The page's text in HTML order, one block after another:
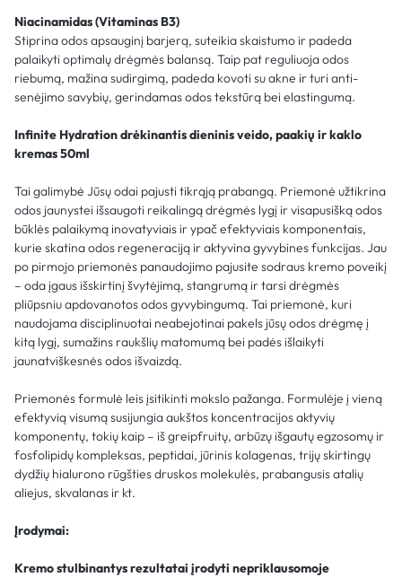
Niacinamidas (Vitaminas B3)
Stiprina odos apsauginį barjerą, suteikia skaistumo ir padeda
palaikyti optimalų drėgmės balansą. Taip pat reguliuoja odos
riebumą, mažina sudirgimą, padeda kovoti su akne ir turi anti-
senėjimo savybių, gerindamas odos tekstūrą bei elastingumą.
Infinite Hydration drėkinantis dieninis veido, paakių ir kaklo
kremas 50ml
Tai galimybė Jūsų odai pajusti tikrąją prabangą. Priemonė užtikrina
odos jaunystei išsaugoti reikalingą drėgmės lygį ir visapusišką odos
būklės palaikymą inovatyviais ir ypač efektyviais komponentais,
kurie skatina odos regeneraciją ir aktyvina gyvybines funkcijas. Jau
po pirmojo priemonės panaudojimo pajusite sodraus kremo poveikį
– oda įgaus išskirtinį švytėjimą, stangrumą ir tarsi drėgmės
pliūpsniu apdovanotos odos gyvybingumą. Tai priemonė, kuri
naudojama disciplinuotai neabejotinai pakels jūsų odos drėgmę į
kitą lygį, sumažins raukšlių matomumą bei padės išlaikyti
jaunatviškesnės odos išvaizdą.
Priemonės formulė leis įsitikinti mokslo pažanga. Formulėje į vieną
efektyvią visumą susijungia aukštos koncentracijos aktyvių
komponentų, tokių kaip – iš greipfruitų, arbūzų išgautų egzosomų ir
fosfolipidų kompleksas, peptidai, jūrinis kolagenas, trijų skirtingų
dydžių hialurono rūgšties druskos molekulės, prabangusis atalių
aliejus, skvalanas ir kt.
Įrodymai:
Kremo stulbinantys rezultatai įrodyti nepriklausomoje